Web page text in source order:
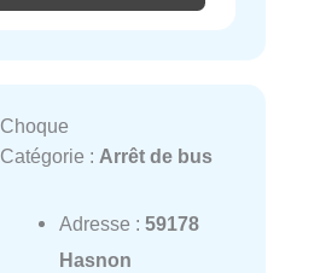
Choque
Catégorie : Arrêt de bus
Adresse : 59178
Hasnon